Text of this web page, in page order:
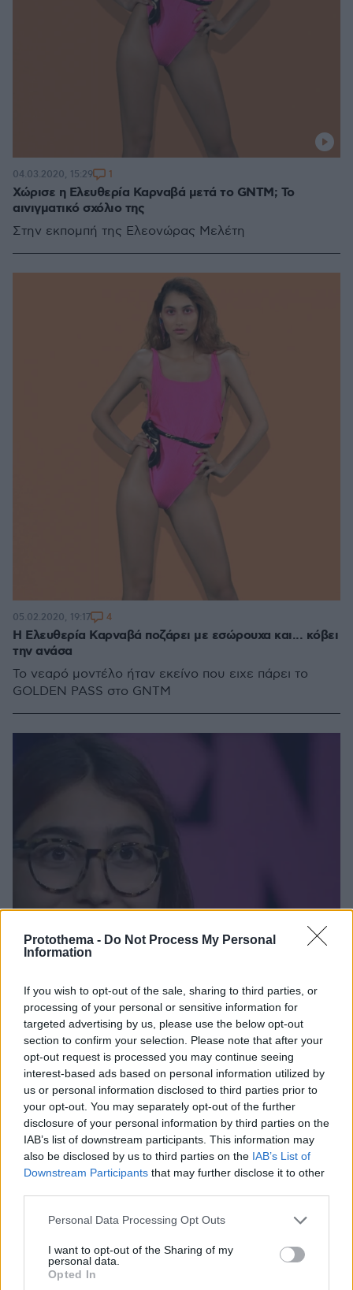
Protothema - Do Not Process My Personal
Information
If you wish to opt-out of the sale, sharing to third parties, or
processing of your personal or sensitive information for
targeted advertising by us, please use the below opt-out
section to confirm your selection. Please note that after your
opt-out request is processed you may continue seeing
interest-based ads based on personal information utilized by
us or personal information disclosed to third parties prior to
your opt-out. You may separately opt-out of the further
disclosure of your personal information by third parties on the
IAB’s list of downstream participants. This information may
also be disclosed by us to third parties on the IAB’s List of
Downstream Participants that may further disclose it to other
Please note that this website/app uses one or more Google
not limited to your visit or usage behaviour. You may click to
grant or deny consent to Google and its third-party tags to
use your data for below specified purposes in below Google
Personal Data Processing Opt Outs
I want to opt-out of the Sharing of my
personal data.
Opted In
Χώρισε η Ελευθερία Καρναβά μετά το GNTM; Το
αινιγματικό σχόλιο της
Στην εκπομπή της Ελεονώρας Μελέτη
04.03.2020, 15:29 1
H Ελευθερία Καρναβά ποζάρει με εσώρουχα και... κόβει
την ανάσα
Το νεαρό μοντέλο ήταν εκείνο που ειχε πάρει το
GOLDEN PASS στο GNTM
05.02.2020, 19:17 4
Η Ελευθερία του GNTM πήγε για ποτό με τις πιτζάμες
της
Έδωσε και συνέντευξη σε εκπομπή
03.02.2020, 12:38 6